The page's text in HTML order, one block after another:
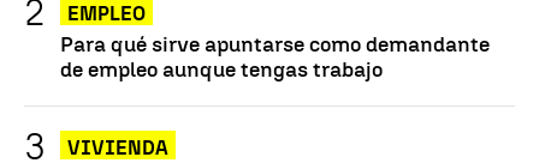
EMPLEO
Para qué sirve apuntarse como demandante
de empleo aunque tengas trabajo
VIVIENDA